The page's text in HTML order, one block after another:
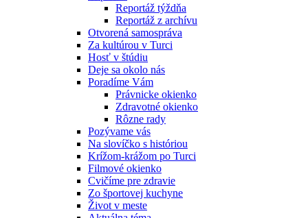
Reportáž týždňa
Reportáž z archívu
Otvorená samospráva
Za kultúrou v Turci
Hosť v štúdiu
Deje sa okolo nás
Poradíme Vám
Právnicke okienko
Zdravotné okienko
Rôzne rady
Pozývame vás
Na slovíčko s históriou
Krížom-krážom po Turci
Filmové okienko
Cvičíme pre zdravie
Zo športovej kuchyne
Život v meste